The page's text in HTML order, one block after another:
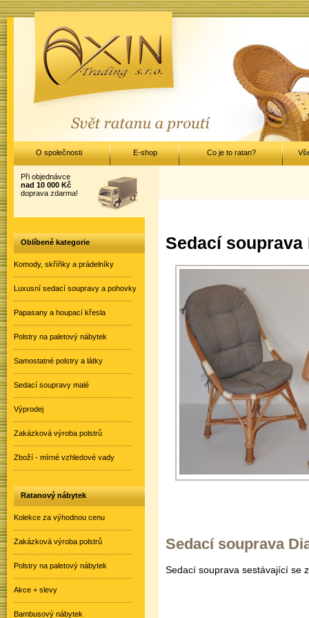
Sedací
Sedací souprava
Sedací souprava sestávající se
Při objednávce
nad 10 000 Kč
doprava zdarma!
Oblíbené kategorie
Komody, skříňky a prádelníky
Luxusní sedací soupravy a pohovky
Papasany a houpací křesla
Polstry na paletový nábytek
Samostatné polstry a látky
Sedací soupravy malé
Výprodej
Zakázková výroba polstrů
Zboží - mírné vzhledové vady
Ratanový nábytek
Kolekce za výhodnou cenu
Zakázková výroba polstrů
Polstry na paletový nábytek
Akce + slevy
Bambusový nábytek
O společnosti E-shop Co je to ratan?